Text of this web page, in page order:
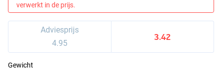
verwerkt in de prijs.
Adviesprijs
4.95
3.42
Gewicht